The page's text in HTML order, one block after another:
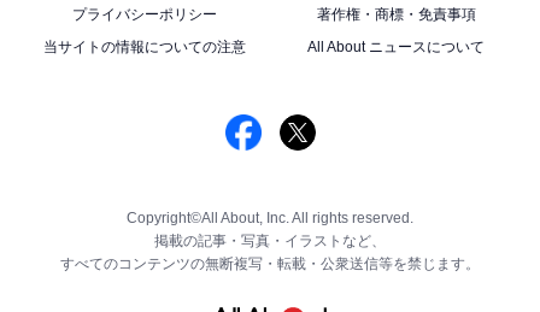
プライバシーポリシー
著作権・商標・免責事項
当サイトの情報についての注意
All About ニュースについて
Copyright©All About, Inc. All rights reserved.
掲載の記事・写真・イラストなど、
すべてのコンテンツの無断複写・転載・公衆送信等を禁じます。